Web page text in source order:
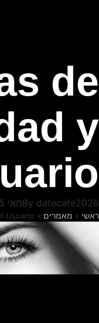
de
y
By datecafe2026 מאי 25, 2025
ראשי » מאמרים »
Usuario